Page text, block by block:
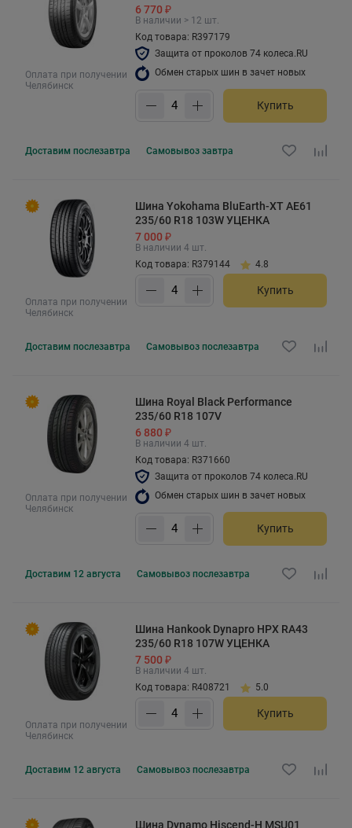
Оплата при получении
Челябинск
6 770 ₽
В наличии > 12 шт.
Код товара: R397179
Защита от проколов 74 колеса.RU
Обмен старых шин в зачет новых
Купить
Доставим послезавтра Самовывоз завтра
Оплата при получении
Челябинск
Шина Yokohama BluEarth-XT AE61
235/60 R18 103W УЦЕНКА
7 000 ₽
В наличии 4 шт.
Код товара: R379144
4.8
Купить
Доставим послезавтра Самовывоз послезавтра
Оплата при получении
Челябинск
Шина Royal Black Performance
235/60 R18 107V
6 880 ₽
В наличии 4 шт.
Код товара: R371660
Защита от проколов 74 колеса.RU
Обмен старых шин в зачет новых
Купить
Доставим 12 августа Самовывоз послезавтра
Оплата при получении
Челябинск
Шина Hankook Dynapro HPX RA43
235/60 R18 107W УЦЕНКА
7 500 ₽
В наличии 4 шт.
Код товара: R408721
5.0
Купить
Доставим 12 августа Самовывоз послезавтра
Шина Dynamo Hiscend-H MSU01